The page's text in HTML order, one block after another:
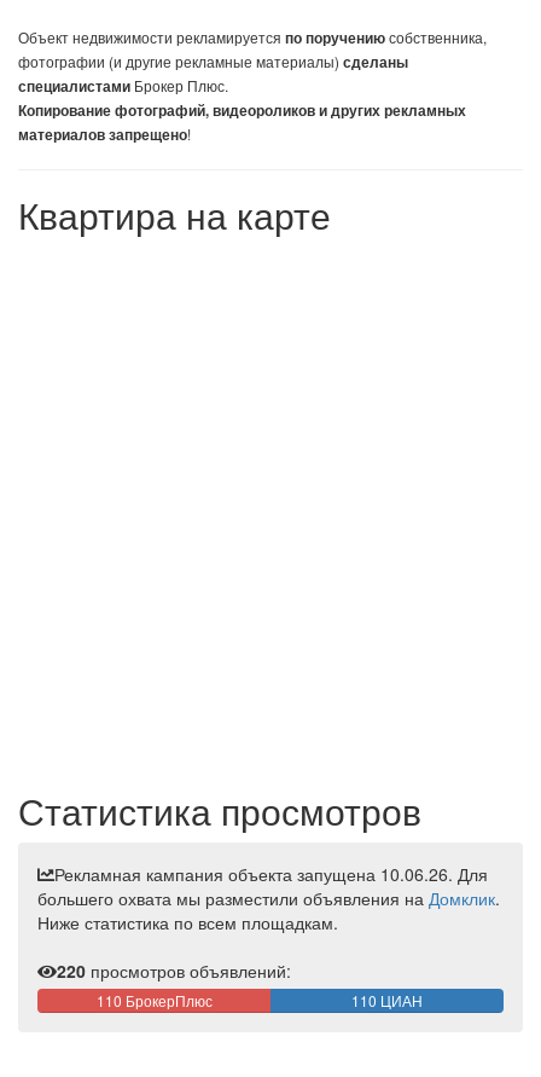
Объект недвижимости рекламируется по поручениюсобственника,
фотографии (и другие рекламные материалы) сделаны
специалистами Брокер Плюс.
Копирование фотографий, видеороликов и других рекламных
материалов запрещено!
Квартира на карте
Статистика просмотров
Рекламная кампания объекта запущена 10.06.26. Для
большего охвата мы разместили объявления на Домклик.
Ниже статистика по всем площадкам.
220 просмотров объявлений:
110 БрокерПлюс 110 ЦИАН